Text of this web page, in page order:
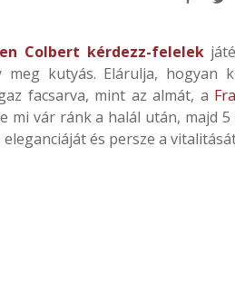
Colbert kérdezz-felelek
kutyás. Elárulja, hogyan
facsarva, mint az almát, a
mi vár ránk a halál után, majd
és persze a